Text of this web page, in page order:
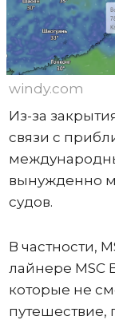
windy.com
Из-за
связи с
вынужденно
судов.
В частности,
лайнере MSC
которые не
путешествие,